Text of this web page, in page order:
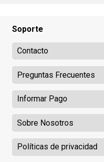
Soporte
Contacto
Preguntas Frecuentes
Informar Pago
Sobre Nosotros
Políticas de privacidad